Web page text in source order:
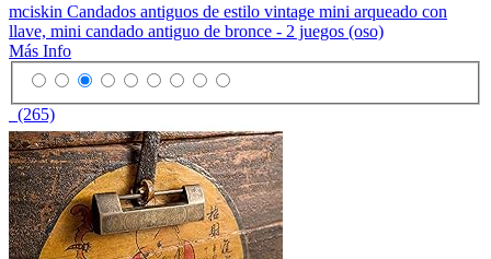
mciskin Candados antiguos de estilo vintage mini arqueado con
llave, mini candado antiguo de bronce - 2 juegos (oso)
Más Info
(265)